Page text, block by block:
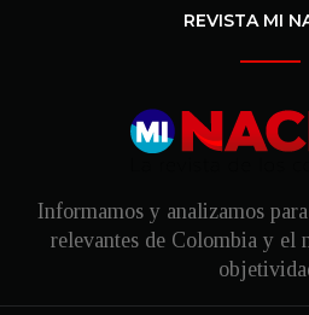
REVISTA MI
Informamos y analizamos
relevantes de Colombia y el